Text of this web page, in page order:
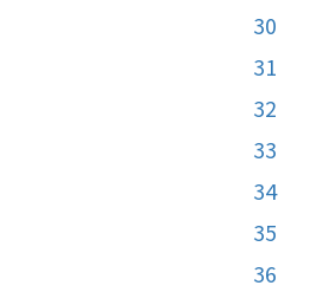
30
31
32
33
34
35
36